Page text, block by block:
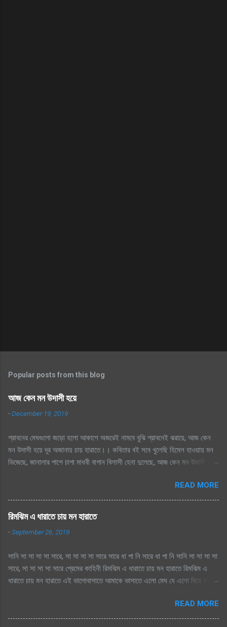
Popular posts from this blog
আজ কেন মন উদাসী হয়ে
-December 19, 2019
শ্রাবনের মেঘগুলো জড়ো হলো আকাশে অজরেই নামবে বুঝি শ্রাবনেই ঝরায়ে, আজ কেন
মন উদাসী হয়ে দূর অজানায় চায় হারাতে।। কবিতার বই সবে খুলেছি হিমেল হাওয়ায় মন
ভিজেছে, জানালার পাশে চাপা মাধবী বাগান বিলাসী হেনা দুলেছে, আজ কেন মন উদাসী হয়ে
হাসের জলকেলী পথিকের পায়ে হাটা থেমেছে, আজ কেন মন উদাসী হয়ে দূর অজানায় চায়
হারাতে, শ্রাবনের মেঘগুলো জড়ো হলো আকাশে অঝরে নামবে বুঝি শ্রাবনেই ঝরায়ে, আজ
কেন মন উদাসী হয়ে দূর অজানায় চায় হারাতে
READ MORE
রিমঝিম এ ধারাতে চায় মন হারাতে
-September 26, 2019
সানি সা সা সা সা সারে, সা সা সা সা সারে সারে ধা পা নি সারে ধা পা নি সানি সা সা সা সা
সারে, সা সা সা সা সারে প্রেমের কাহিনী রিমঝিম এ ধারাতে চায় মন হারাতে রিমঝিম এ
ধারাতে চায় মন হারাতে এই ভালোবাসাতে আমাকে ভাসাতে এলো মেঘ যে এলো ঘিরে বৃষ্টি
মেঘ যে এলো ঘিরে বৃষ্টি সুরে সুরে শোনায় রাগিনী মনে স্বপ্ন এলোমেলো এই কি শুরু হল
প্রেমের কাহিনী? রিমঝিম এ ধারাতে চায় মন হারাতে রিমঝিম এ ধারাতে চায় মন হারাতে
READ MORE